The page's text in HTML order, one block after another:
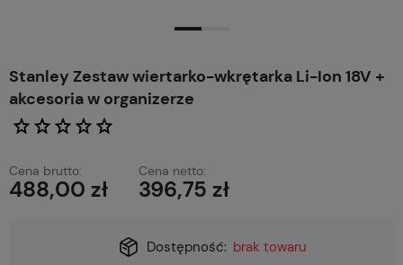
Stanley Zestaw wiertarko-wkrętarka Li-Ion 18V +
akcesoria w organizerze
Cena brutto:
488,00 zł
Cena netto:
396,75 zł
Dostępność: brak towaru